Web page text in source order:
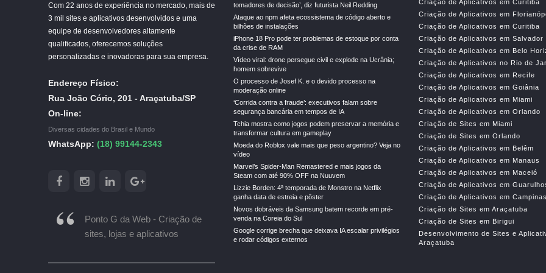
Com 22 anos de experiência no mercado, mais de
3 mil sites e aplicativos desenvolvidos e uma
equipe de desenvolvedores altamente
qualificados, oferecemos soluções
personalizadas e inovadoras para sua empresa.
Endereço Físico:
Rua João Cório, 201 - Araçatuba/SP
On-line:
Diversas cidades do Brasil e Mundo
WhatsApp: (18) 99144-2343
Ponto G da Web - Criação de
sites, lojas e aplicativos
tomadores de decisão’, diz futurista Neil Redding
Ataque ao npm afeta ecossistema de código aberto e
bilhões de instalações
iPhone 18 Pro pode ter problemas de estoque por conta
da crise de RAM
Vídeo viral: drone persegue civil e explode na Ucrânia;
homem sobrevive
O processo de Josef K. e o devido processo na
moderação online
‘Corrida contra a fraude’: executivos falam sobre
segurança bancária em tempos de IA
Tchia mostra como jogos podem preservar a memória e
transformar cultura em gameplay
Moeda do Roblox vale mais que peso argentino? Veja no
vídeo
Marvel’s Spider-Man Remastered e mais jogos da
Steam com até 90% OFF na Nuuvem
Lizzie Borden: 4ª temporada de Monstro na Netflix
ganha data de estreia e pôster
Novos dobráveis da Samsung batem recorde em pré-
venda na Coreia do Sul
Google corrige brecha que deixava IA escalar privilégios
e rodar códigos externos
Criação de Aplicativos em Curitiba
Criação de Aplicativos em
Criação de Aplicativos em Curitiba
Criação de Aplicativos em Salvador
Criação de Aplicativos em Belo
Criação de Aplicativos no Rio de
Criação de Aplicativos em Recife
Criação de Aplicativos em Goiânia
Criação de Aplicativos em Miami
Criação de Aplicativos em Orlando
Criação de Sites em Miami
Criação de Sites em Orlando
Criação de Aplicativos em Belêm
Criação de Aplicativos em Manaus
Criação de Aplicativos em Maceió
Criação de Aplicativos em
Criação de Aplicativos em
Criação de Sites em Araçatuba
Criação de Sites em Birigui
Desenvolvimento de Sites e
Araçatuba